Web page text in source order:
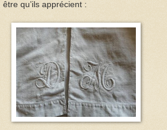
être qu’ils apprécient :